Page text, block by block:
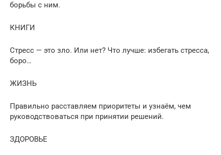
борьбы с ним.
КНИГИ
Стресс — это зло. Или нет? Что лучше: избегать стресса,
боро…
ЖИЗНЬ
Правильно расставляем приоритеты и узнаём, чем
руководствоваться при принятии решений.
ЗДОРОВЬЕ